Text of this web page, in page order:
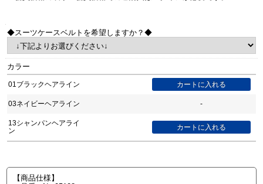
◆スーツケースベルトを希望しますか？◆
カラー
01ブラックヘアライン
03ネイビーヘアライン -
13シャンパンヘアライ
ン
【商品仕様】